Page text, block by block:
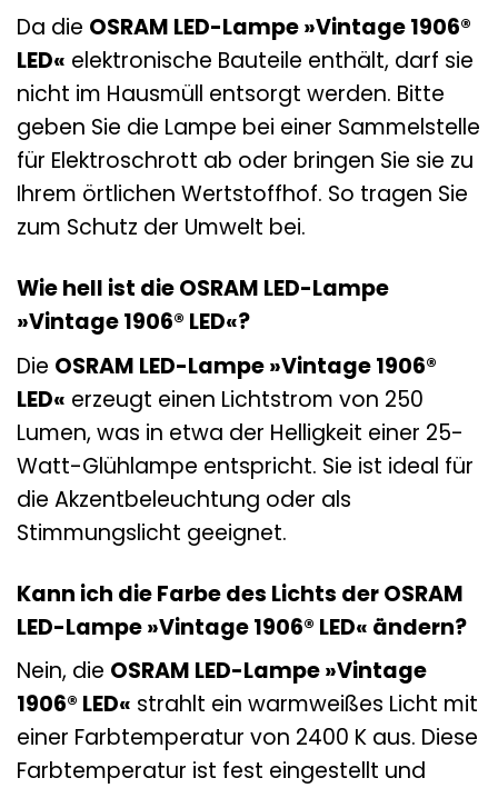
Da die OSRAM LED-Lampe »Vintage 1906®
LED« elektronische Bauteile enthält, darf sie
nicht im Hausmüll entsorgt werden. Bitte
geben Sie die Lampe bei einer Sammelstelle
für Elektroschrott ab oder bringen Sie sie zu
Ihrem örtlichen Wertstoffhof. So tragen Sie
zum Schutz der Umwelt bei.
Wie hell ist die OSRAM LED-Lampe
»Vintage 1906® LED«?
Die OSRAM LED-Lampe »Vintage 1906®
LED« erzeugt einen Lichtstrom von 250
Lumen, was in etwa der Helligkeit einer 25-
Watt-Glühlampe entspricht. Sie ist ideal für
die Akzentbeleuchtung oder als
Stimmungslicht geeignet.
Kann ich die Farbe des Lichts der OSRAM
LED-Lampe »Vintage 1906® LED« ändern?
Nein, die OSRAM LED-Lampe »Vintage
1906® LED« strahlt ein warmweißes Licht mit
einer Farbtemperatur von 2400 K aus. Diese
Farbtemperatur ist fest eingestellt und